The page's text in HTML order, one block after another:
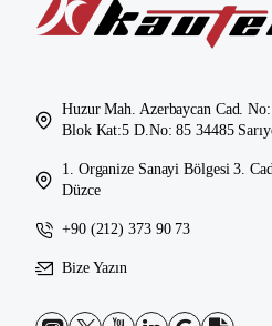
Huzur Mah. Azerbaycan Cad.
Blok Kat:5 D.No: 85 34485
1. Organize Sanayi Bölgesi 3.
Düzce
+90 (212) 373 90 73
Bize Yazın